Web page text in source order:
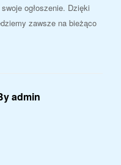
ogłoszenie. Dzięki
zawsze na bieżąco
admin